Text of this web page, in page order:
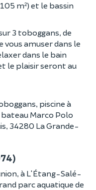
m²) et le bassin
3 toboggans, de
vous amuser dans le
dans le bain
le plaisir seront au
piscine à
Marco Polo
34280 La Grande-
à L'Étang-Salé-
parc aquatique de